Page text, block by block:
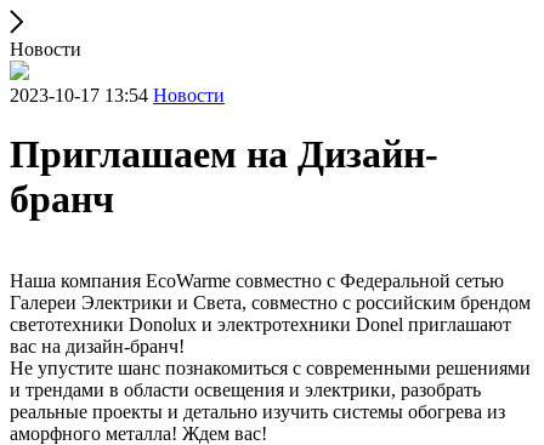
Новости
2023-10-17 13:54 Новости
Приглашаем на Дизайн-
бранч
Наша компания EcoWarme совместно с Федеральной сетью
Галереи Электрики и Света, совместно с российским брендом
светотехники Donolux и электротехники Donel приглашают
вас на дизайн-бранч!
Не упустите шанс познакомиться с современными решениями
и трендами в области освещения и электрики, разобрать
реальные проекты и детально изучить системы обогрева из
аморфного металла! Ждем вас!